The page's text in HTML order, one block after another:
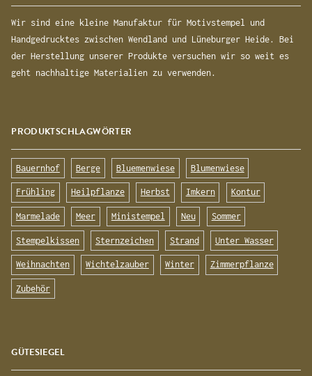
Wir sind eine kleine Manufaktur für Motivstempel und
Handgedrucktes zwischen Wendland und Lüneburger Heide. Bei
der Herstellung unserer Produkte versuchen wir so weit es
geht nachhaltige Materialien zu verwenden.
PRODUKTSCHLAGWÖRTER
Bauernhof Berge Bluemenwiese Blumenwiese
Frühling Heilpflanze Herbst Imkern Kontur
Marmelade Meer Ministempel Neu Sommer
Stempelkissen Sternzeichen Strand Unter Wasser
Weihnachten Wichtelzauber Winter Zimmerpflanze
Zubehör
GÜTESIEGEL